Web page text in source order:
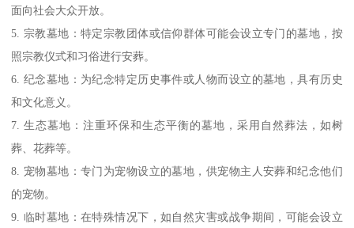
面向社会大众开放。
5. 宗教墓地：特定宗教团体或信仰群体可能会设立专门的墓地，按
照宗教仪式和习俗进行安葬。
6. 纪念墓地：为纪念特定历史事件或人物而设立的墓地，具有历史
和文化意义。
7. 生态墓地：注重环保和生态平衡的墓地，采用自然葬法，如树
葬、花葬等。
8. 宠物墓地：专门为宠物设立的墓地，供宠物主人安葬和纪念他们
的宠物。
9. 临时墓地：在特殊情况下，如自然灾害或战争期间，可能会设立